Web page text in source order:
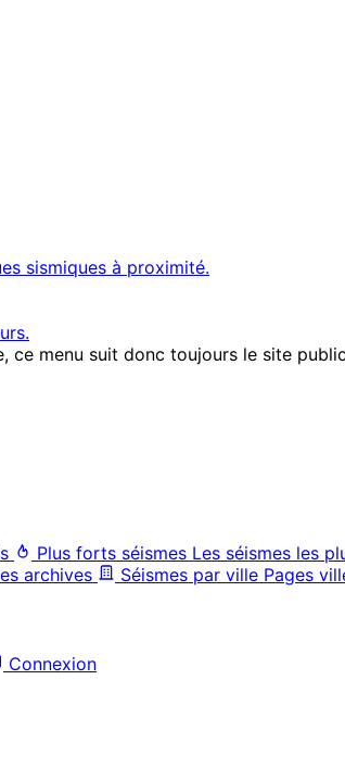
sismiques à proximité.
ce menu suit donc toujours le site
Plus forts séismes Les séismes les
archives Séismes par ville Pages
Connexion